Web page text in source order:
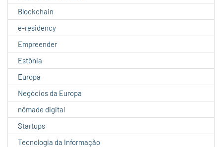
Blockchain
e-residency
Empreender
Estônia
Europa
Negócios da Europa
nômade digital
Startups
Tecnologia da Informação